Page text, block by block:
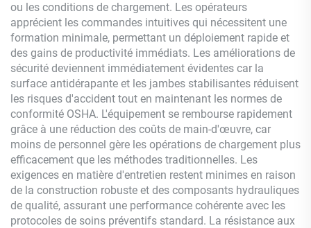
ou les conditions de chargement. Les opérateurs
apprécient les commandes intuitives qui nécessitent une
formation minimale, permettant un déploiement rapide et
des gains de productivité immédiats. Les améliorations de
sécurité deviennent immédiatement évidentes car la
surface antidérapante et les jambes stabilisantes réduisent
les risques d'accident tout en maintenant les normes de
conformité OSHA. L'équipement se rembourse rapidement
grâce à une réduction des coûts de main-d'œuvre, car
moins de personnel gère les opérations de chargement plus
efficacement que les méthodes traditionnelles. Les
exigences en matière d'entretien restent minimes en raison
de la construction robuste et des composants hydrauliques
de qualité, assurant une performance cohérente avec les
protocoles de soins préventifs standard. La résistance aux